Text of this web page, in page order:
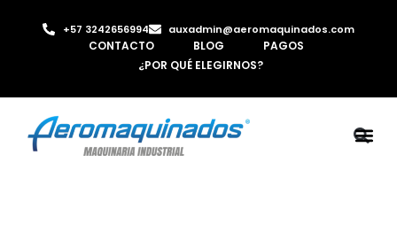
+57 3242656994 auxadmin@aeromaquinados.com
CONTACTO BLOG
PAGOS
¿POR QUÉ ELEGIRNOS?